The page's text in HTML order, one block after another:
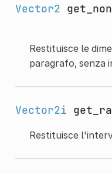
Vector2
Restituisce le
paragrafo, senza
Vector2i
Restituisce